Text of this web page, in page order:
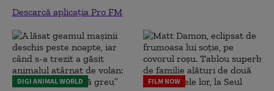
Descarcă aplicația Pro FM
DIGI ANIMAL WORLD FILM NOW